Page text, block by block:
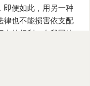
即便如此，用另一种
律也不能损害依支配
有的权利。在我国的